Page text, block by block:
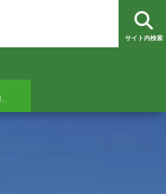
サイト内検索